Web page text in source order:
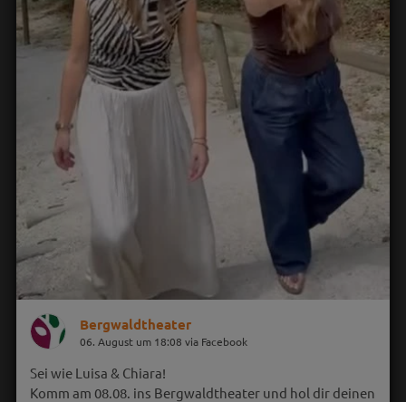
Bergwaldtheater
06. August um 18:08 via Facebook
Sei wie Luisa & Chiara!
Komm am 08.08. ins Bergwaldtheater und hol dir deinen